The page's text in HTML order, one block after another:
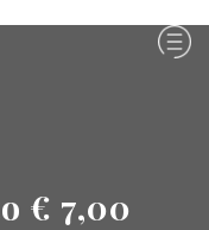
€ 7,00